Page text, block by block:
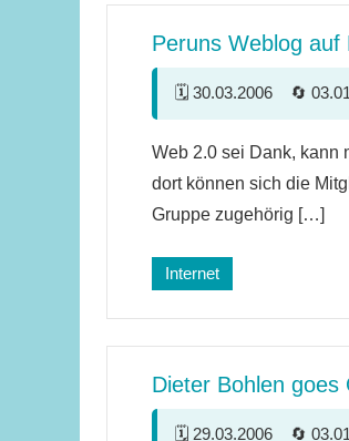
Peruns Weblog auf
30.03.2006
Kommentare
Web 2.0 sei Dank, kann
dort können sich die
Gruppe zugehörig […]
Internet
Dieter Bohlen goes
29.03.2006